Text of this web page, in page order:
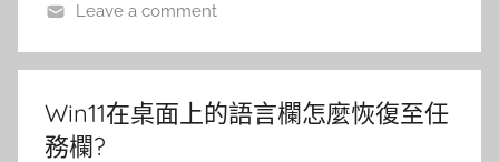
Leave a comment
Win11在桌面上的語言欄怎麼恢復至任
務欄?